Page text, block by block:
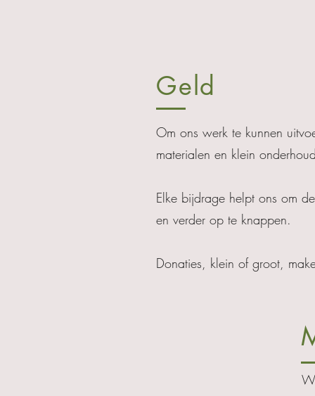
Geld
Om ons werk te kunnen
materialen en klein
Elke bijdrage helpt ons om
en verder op te knappen.
Donaties, klein of groot,